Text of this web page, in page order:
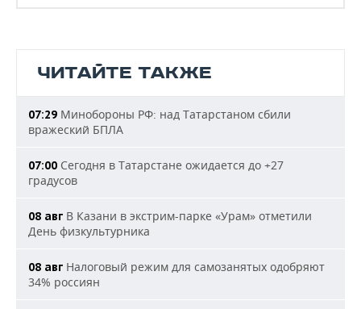
ЧИТАЙТЕ ТАКЖЕ
07:29 Минобороны РФ: над Татарстаном сбили
вражеский БПЛА
07:00 Сегодня в Татарстане ожидается до +27
градусов
08 авг В Казани в экстрим-парке «Урам» отметили
День физкультурника
08 авг Налоговый режим для самозанятых одобряют
34% россиян